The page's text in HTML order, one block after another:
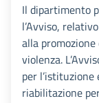
Il dipartimento
l’Avviso,
alla
violenza.
per
riabilitazione